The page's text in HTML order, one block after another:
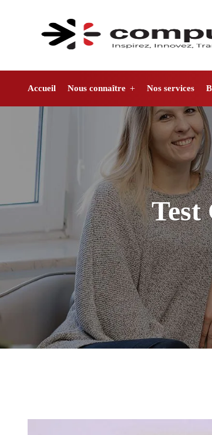
Accueil Nous connaître Nos services
Test